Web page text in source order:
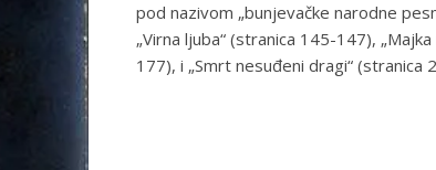
pod nazivom „bunjevačke narodne
„Virna ljuba“ (stranica 145-147),
177), i „Smrt nesuđeni dragi“ (stranica